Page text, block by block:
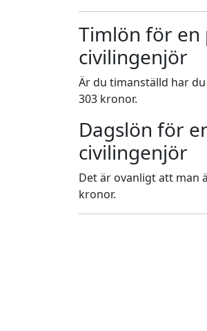
Timlön för
civilingenjör
Är du timanställd har
303 kronor.
Dagslön för
civilingenjör
Det är ovanligt att man
kronor.